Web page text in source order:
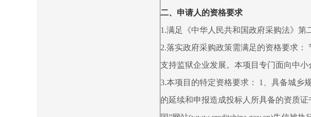
二、申请人的资格要求
1.满足《中华人民共和国政府采购法》第
2.落实政府采购政策需满足的资格要求：
支持监狱企业发展。本项目专门面向中小
3.本项目的特定资格要求： 1、具备城乡
的延续和申报造成投标人所具备的资质